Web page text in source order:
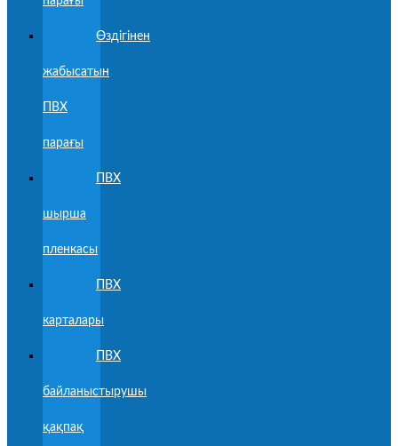
Өздігінен
жабысатын
ПВХ
парағы
ПВХ
шырша
пленкасы
ПВХ
карталары
ПВХ
байланыстырушы
қақпақ